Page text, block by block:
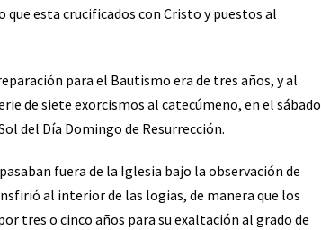
que esta crucificados con Cristo y puestos al
para el Bautismo era de tres años, y al
de siete exorcismos al catecúmeno, en el sábado
del Día Domingo de Resurrección.
fuera de la Iglesia bajo la observación de
al interior de las logias, de manera que los
tres o cinco años para su exaltación al grado de